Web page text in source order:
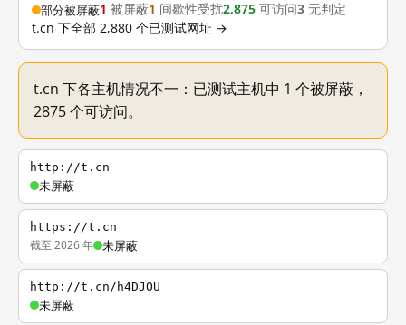
部分被屏蔽1 被屏蔽1 间歇性受扰2,875 可访问3 无判定
t.cn 下全部 2,880 个已测试网址 →
t.cn 下各主机情况不一：已测试主机中 1 个被屏蔽，
2875 个可访问。
http://t.cn
未屏蔽
https://t.cn
截至 2026 年 未屏蔽
http://t.cn/h4DJOU
未屏蔽